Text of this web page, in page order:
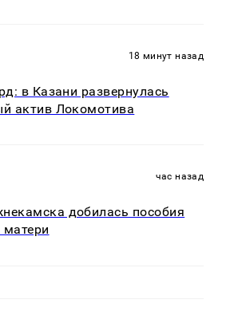
18 минут назад
в Казани развернулась
актив Локомотива
час назад
добилась пособия